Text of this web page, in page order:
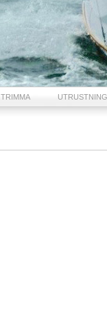
TRIMMA UTRUSTNING